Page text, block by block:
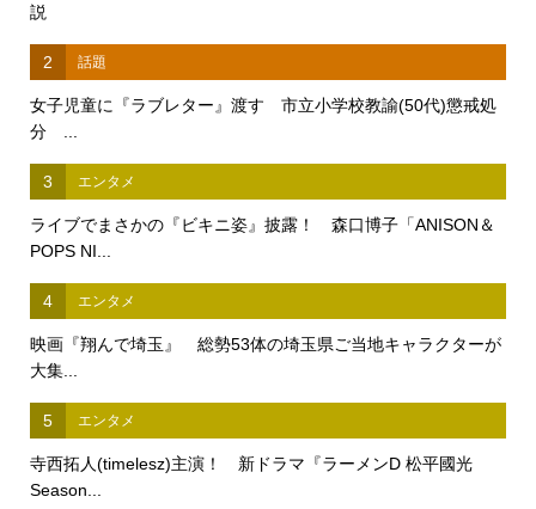
説
2 話題
女子児童に『ラブレター』渡す 市立小学校教諭(50代)懲戒処
分 ...
3 エンタメ
ライブでまさかの『ビキニ姿』披露！ 森口博子「ANISON＆
POPS NI...
4 エンタメ
映画『翔んで埼玉』 総勢53体の埼玉県ご当地キャラクターが
大集...
5 エンタメ
寺西拓人(timelesz)主演！ 新ドラマ『ラーメンD 松平國光
Season...